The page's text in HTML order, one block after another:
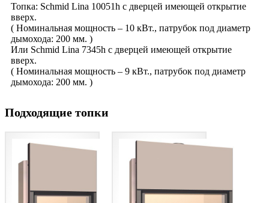
Топка: Schmid Lina 10051h с дверцей имеющей открытие
вверх.
( Номинальная мощность – 10 кВт., патрубок под диаметр
дымохода: 200 мм. )
Или Schmid Lina 7345h с дверцей имеющей открытие
вверх.
( Номинальная мощность – 9 кВт., патрубок под диаметр
дымохода: 200 мм. )
Подходящие топки